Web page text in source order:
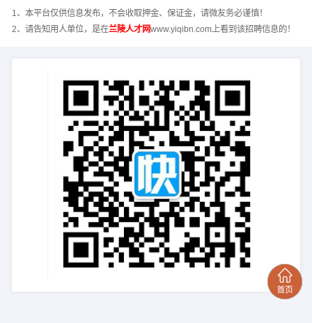
1、本平台仅供信息发布，不会收取押金、保证金，请微友务必谨慎！
2、请告知用人单位，是在兰陵人才网www.yiqibn.com上看到该招聘信息的！